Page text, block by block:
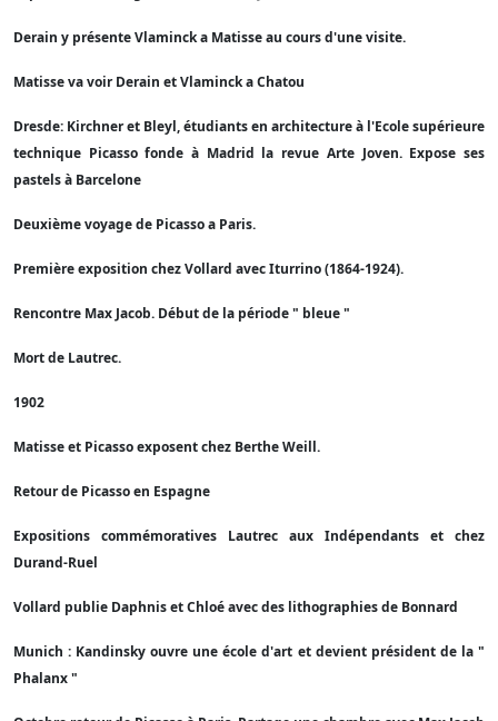
Derain y présente Vlaminck a Matisse au cours d'une visite.
Matisse va voir Derain et Vlaminck a Chatou
Dresde: Kirchner et Bleyl, étudiants en architecture à l'Ecole supérieure
technique Picasso fonde à Madrid la revue Arte Joven. Expose ses
pastels à Barcelone
Deuxième voyage de Picasso a Paris.
Première exposition chez Vollard avec Iturrino (1864-1924).
Rencontre Max Jacob. Début de la période " bleue "
Mort de Lautrec.
1902
Matisse et Picasso exposent chez Berthe Weill.
Retour de Picasso en Espagne
Expositions commémoratives Lautrec aux Indépendants et chez
Durand-Ruel
Vollard publie Daphnis et Chloé avec des lithographies de Bonnard
Munich : Kandinsky ouvre une école d'art et devient président de la "
Phalanx "